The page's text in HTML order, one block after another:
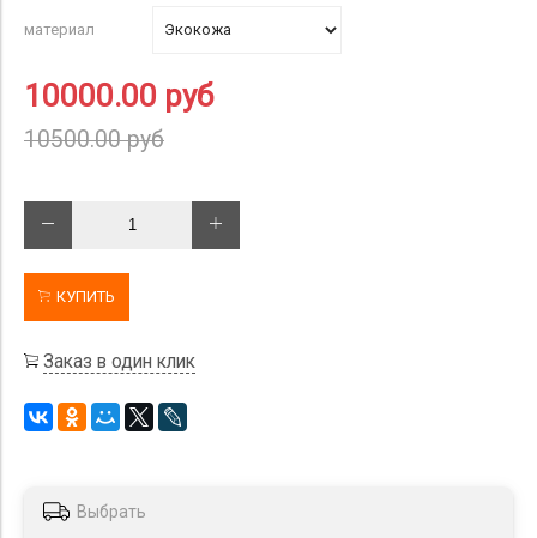
материал
10000.00 руб
10500.00 руб
КУПИТЬ
Заказ в один клик
Выбрать